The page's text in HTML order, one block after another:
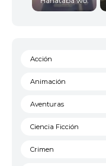
Acción
Animación
Aventuras
Ciencia Ficción
Crimen